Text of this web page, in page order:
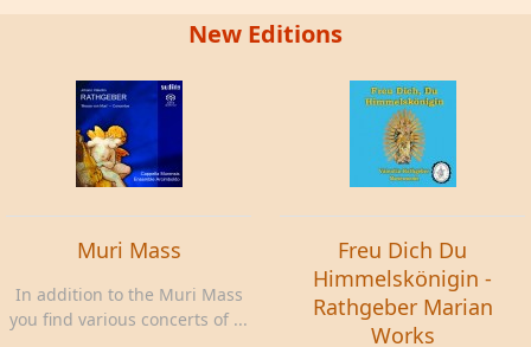
New Editions
Muri Mass
In addition to the Muri Mass
you find various concerts of ...
Freu Dich Du
Himmelskönigin -
Rathgeber Marian
Works